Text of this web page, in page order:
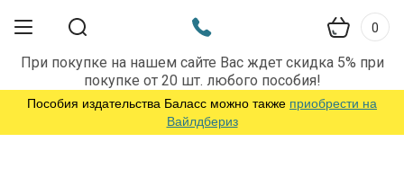
При покупке на нашем сайте Вас ждет скидка 5% при
покупке от 20 шт. любого пособия!
Пособия издательства Баласс можно также приобрести на
Вайлдбериз
0